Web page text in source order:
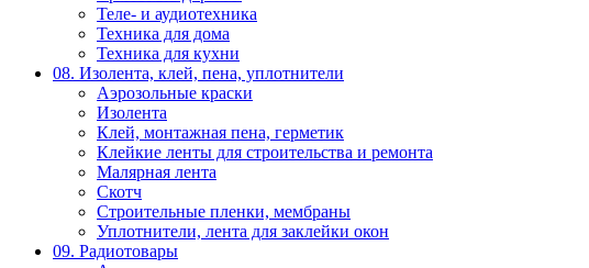
Теле- и аудиотехника
Техника для дома
Техника для кухни
08. Изолента, клей, пена, уплотнители
Аэрозольные краски
Изолента
Клей, монтажная пена, герметик
Клейкие ленты для строительства и ремонта
Малярная лента
Скотч
Строительные пленки, мембраны
Уплотнители, лента для заклейки окон
09. Радиотовары